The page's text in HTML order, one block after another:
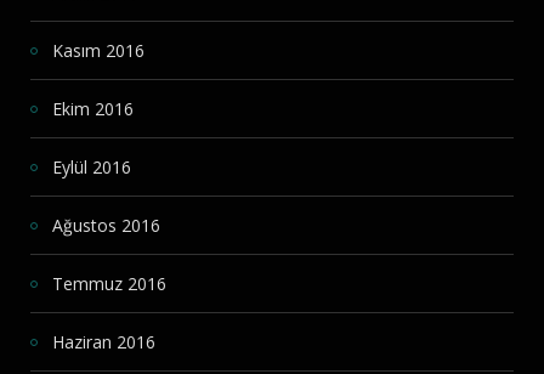
Kasım 2016
Ekim 2016
Eylül 2016
Ağustos 2016
Temmuz 2016
Haziran 2016